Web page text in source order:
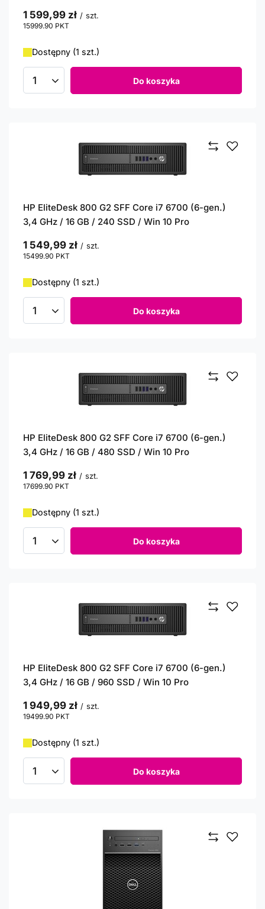
1 599,99 zł / szt.
15999.90 PKT
Dostępny (1 szt.)
Ilość produktów Do koszyka
HP EliteDesk 800 G2 SFF Core i7 6700 (6-gen.)
3,4 GHz / 16 GB / 240 SSD / Win 10 Pro
1 549,99 zł / szt.
15499.90 PKT
Dostępny (1 szt.)
Ilość produktów Do koszyka
HP EliteDesk 800 G2 SFF Core i7 6700 (6-gen.)
3,4 GHz / 16 GB / 480 SSD / Win 10 Pro
1 769,99 zł / szt.
17699.90 PKT
Dostępny (1 szt.)
Ilość produktów Do koszyka
HP EliteDesk 800 G2 SFF Core i7 6700 (6-gen.)
3,4 GHz / 16 GB / 960 SSD / Win 10 Pro
1 949,99 zł / szt.
19499.90 PKT
Dostępny (1 szt.)
Ilość produktów Do koszyka